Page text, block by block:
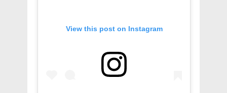
View this post on Instagram